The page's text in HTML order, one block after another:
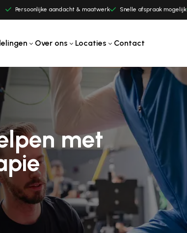
Persoonlijke aandacht & maatwerk Snelle afspraak mogelijk
Over ons Locaties Contact
met